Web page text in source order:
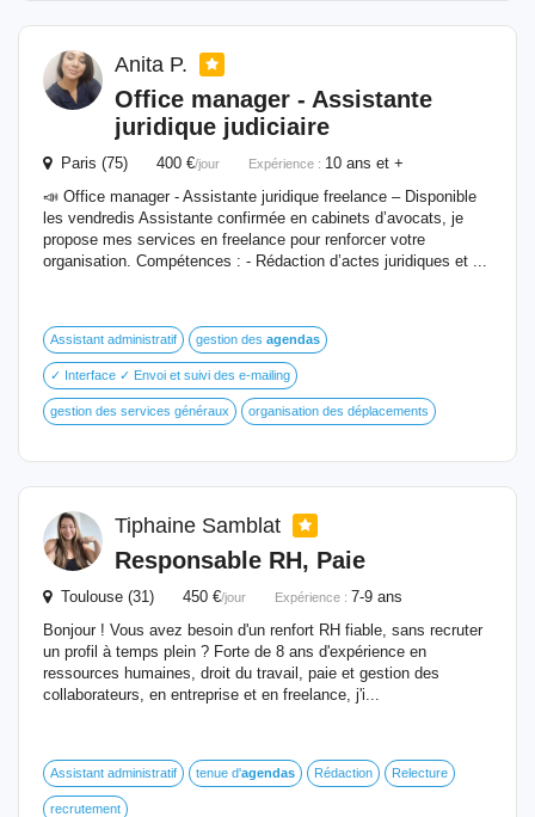
Anita P.
Office manager - Assistante
juridique judiciaire
Paris (75) 400 €/jour Expérience : 10 ans et +
📣 Office manager - Assistante juridique freelance – Disponible
les vendredis Assistante confirmée en cabinets d’avocats, je
propose mes services en freelance pour renforcer votre
organisation. Compétences : - Rédaction d’actes juridiques et ...
Assistant administratif gestion des agendas
✓ Interface ✓ Envoi et suivi des e-mailing
gestion des services généraux organisation des déplacements
Tiphaine Samblat
Responsable RH, Paie
Toulouse (31) 450 €/jour Expérience : 7-9 ans
Bonjour ! Vous avez besoin d'un renfort RH fiable, sans recruter
un profil à temps plein ? Forte de 8 ans d'expérience en
ressources humaines, droit du travail, paie et gestion des
collaborateurs, en entreprise et en freelance, j'i...
Assistant administratif tenue d'agendas Rédaction Relecture
recrutement